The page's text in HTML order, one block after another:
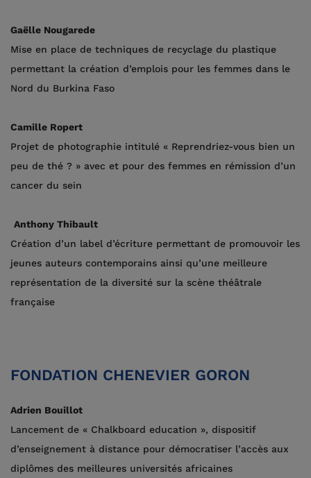
Gaëlle Nougarede
Mise en place de techniques de recyclage du plastique
permettant la création d’emplois pour les femmes dans le
Nord du Burkina Faso
Camille Ropert
Projet de photographie intitulé « Reprendriez-vous bien un
peu de thé ? » avec et pour des femmes en rémission d’un
cancer du sein
Anthony Thibault
Création d’un label d’écriture permettant de promouvoir les
jeunes auteurs contemporains ainsi qu’une meilleure
représentation de la diversité sur la scène théâtrale
française
FONDATION CHENEVIER GORON
Adrien Bouillot
Lancement de « Chalkboard education », dispositif
d’enseignement à distance pour démocratiser l’accès aux
diplômes des meilleures universités africaines